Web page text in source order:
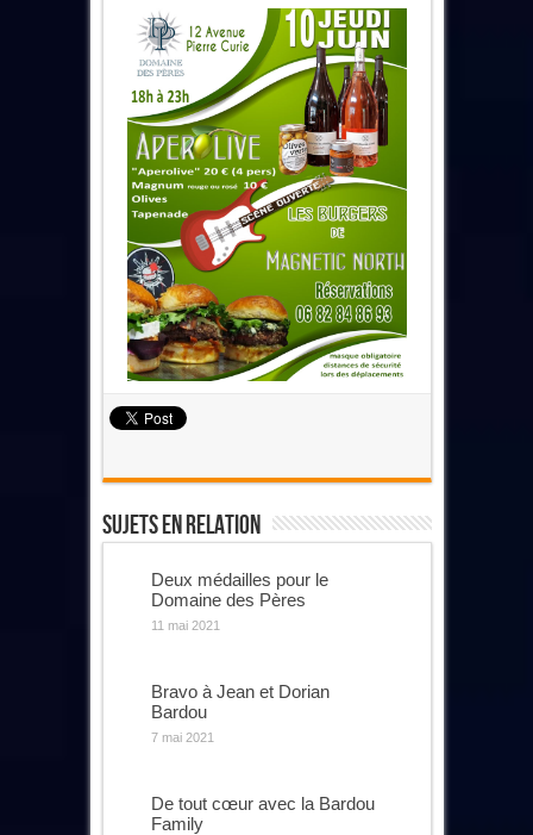
Sujets En Relation
Deux médailles pour le
Domaine des Pères
11 mai 2021
Bravo à Jean et Dorian
Bardou
7 mai 2021
De tout cœur avec la Bardou
Family